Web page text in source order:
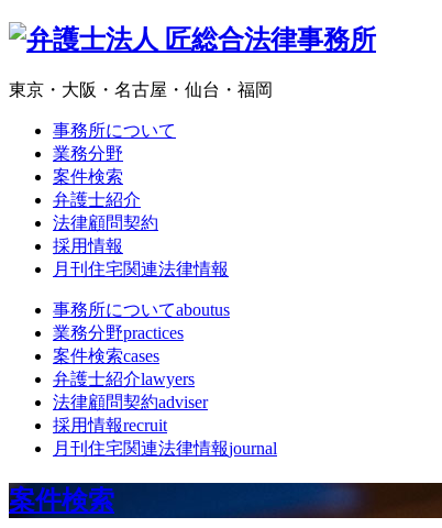
東京・大阪・名古屋・仙台・福岡
事務所について
業務分野
案件検索
弁護士紹介
法律顧問契約
採用情報
月刊住宅関連法律情報
事務所についてaboutus
業務分野practices
案件検索cases
弁護士紹介lawyers
法律顧問契約adviser
採用情報recruit
月刊住宅関連法律情報journal
案件検索